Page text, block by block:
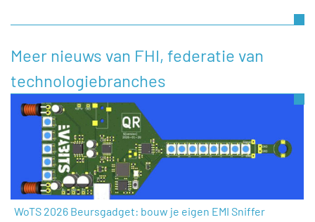
Meer nieuws van FHI, federatie van
technologiebranches
WoTS 2026 Beursgadget: bouw je eigen EMI Sniffer